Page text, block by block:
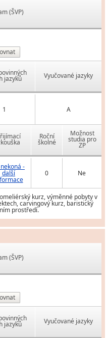
(ŠVP)
jazyků Vyučované jazyky
1 A
Roční
školné
Možnost
studia pro
ZP
-
další 0 Ne
kurz, výměnné pobyty v
carvingový kurz, baristický
prostředí.
(ŠVP)
jazyků Vyučované jazyky